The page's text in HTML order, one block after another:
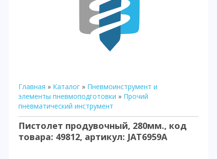
Главная » Каталог » Пневмоинструмент и
элементы пневмоподготовки » Прочий
пневматический инструмент
Пистолет продувочный, 280мм., код
товара: 49812, артикул: JAT6959A